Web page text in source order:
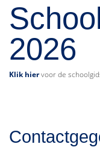
2026
Klik hiervoor de